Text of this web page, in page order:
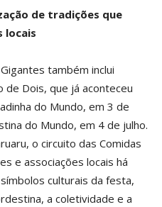
de tradições que
locais
também inclui
de Dois, que já aconteceu
do Mundo, em 3 de
do Mundo, em 4 de julho.
o circuito das Comidas
e associações locais há
culturais da festa,
a coletividade e a